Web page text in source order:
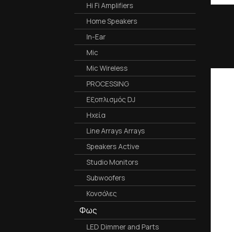
Hi Fi Amplifiers
Home Speakers
In-Ear
Mic
Mic Wireless
PROCESSING
Εξοπλισμός DJ
Ηχεία
Line Arrays Arrays
Speakers Active
Studio Monitors
Subwoofers
Κονσόλες
Φως
LED Dimmer and Parts